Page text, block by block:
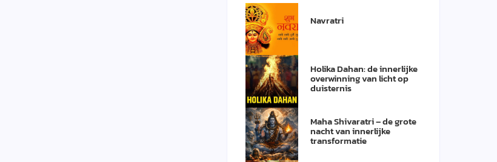
Navratri
Holika Dahan: de innerlijke
overwinning van licht op
duisternis
Maha Shivaratri – de grote
nacht van innerlijke
transformatie